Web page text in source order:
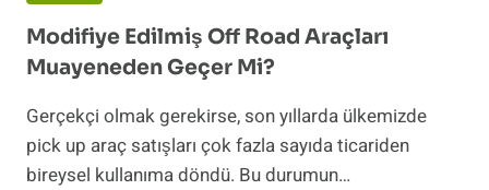
Modifiye Edilmiş Off Road Araçları
Muayeneden Geçer Mi?
Gerçekçi olmak gerekirse, son yıllarda ülkemizde
pick up araç satışları çok fazla sayıda ticariden
bireysel kullanıma döndü. Bu durumun…